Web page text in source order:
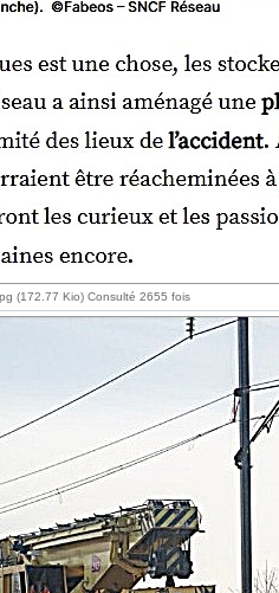
(172.77 Kio) Consulté 2655 fois